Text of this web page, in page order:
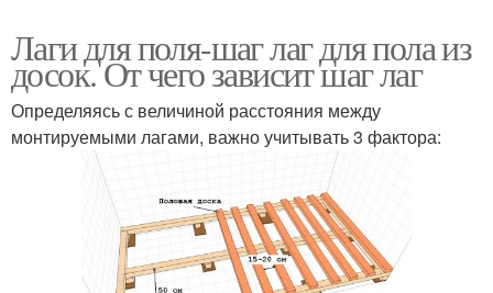
Лаги для поля-шаг лаг для пола из
досок. От чего зависит шаг лаг
Определяясь с величиной расстояния между
монтируемыми лагами, важно учитывать 3 фактора: